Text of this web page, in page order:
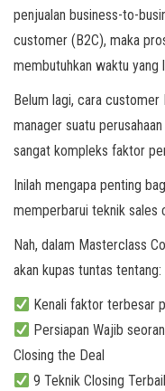
penjualan business-to-
customer (B2C), maka
membutuhkan waktu yang
Belum lagi, cara customer
manager suatu
sangat kompleks faktor
Inilah mengapa penting
memperbarui teknik sales
Nah, dalam Masterclass
akan kupas tuntas tentang:
Kenali faktor terbesar
Persiapan Wajib
Closing the Deal
9 Teknik Closing